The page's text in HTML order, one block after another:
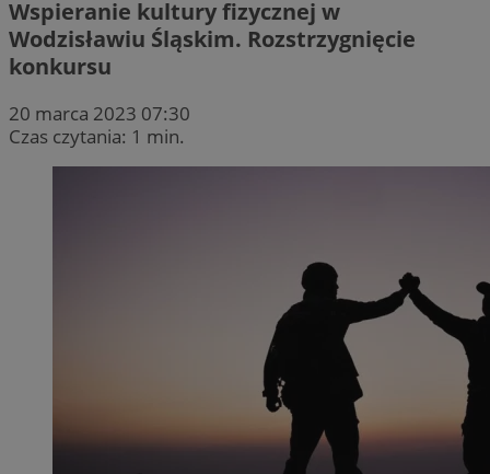
Wspieranie kultury fizycznej w
Wodzisławiu Śląskim. Rozstrzygnięcie
konkursu
20 marca 2023 07:30
Czas czytania: 1 min.